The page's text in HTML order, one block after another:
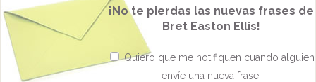
¡No te pierdas las nuevas frases de
Bret Easton Ellis!
Quiero que me notifiquen cuando alguien
envíe una nueva frase,